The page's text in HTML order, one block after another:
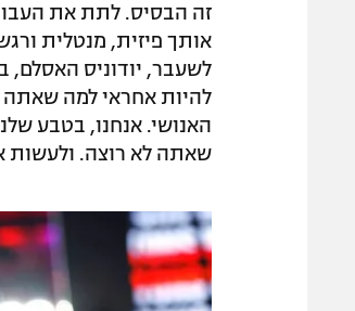
זה הבסיס. לתת את
אותך פיזית, מנטלית
להיות אחראי למה שאתה
האנושי. אנחנו, בטבע
שאתה לא רוצה. ולעשות